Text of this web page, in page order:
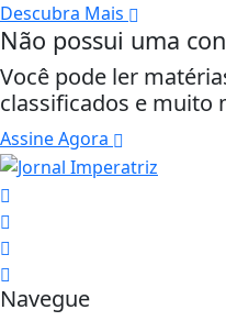
Descubra Mais
Não possui uma
Você pode ler
classificados e muito
Assine Agora
Navegue